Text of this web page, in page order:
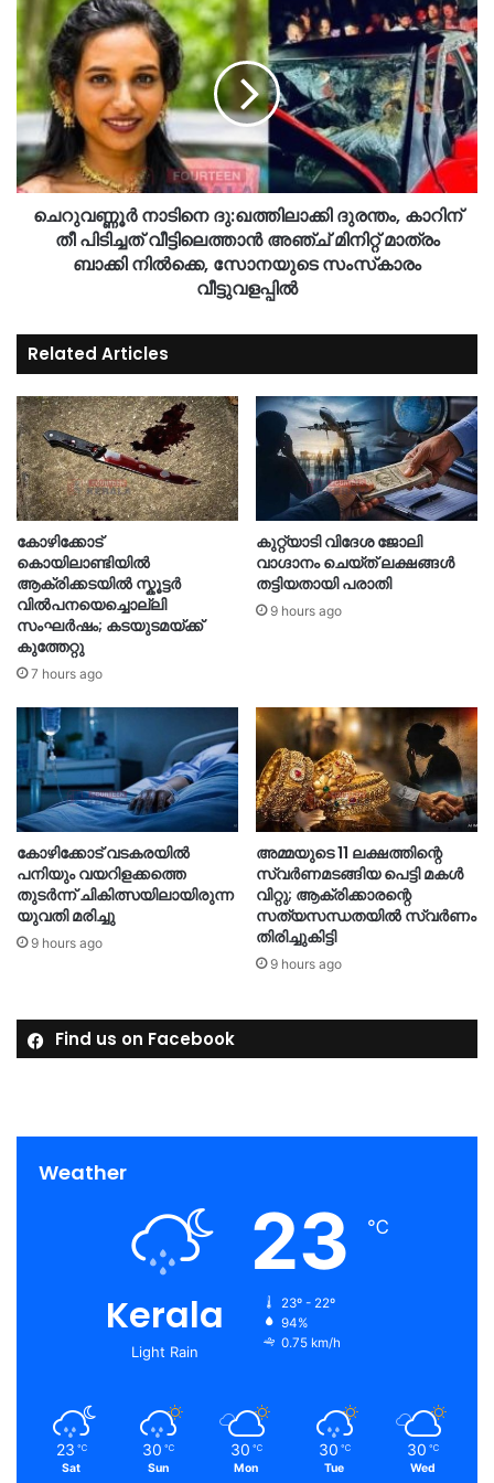
ചെറുവണ്ണൂര്‍ നാടിനെ ദു:ഖത്തിലാക്കി ദുരന്തം, കാറിന്
തീ പിടിച്ചത് വീട്ടിലെത്താന്‍ അഞ്ച് മിനിറ്റ് മാത്രം
ബാക്കി നില്‍ക്കെ, സോനയുടെ സംസ്‌കാരം
വീട്ടുവളപ്പിൽ
Related Articles
കോഴിക്കോട്
കൊയിലാണ്ടിയിൽ
ആക്രിക്കടയിൽ സ്കൂട്ടർ
വിൽപനയെച്ചൊല്ലി
സംഘർഷം; കടയുടമയ്ക്ക്
കുത്തേറ്റു
7 hours ago
കുറ്റ്യാടി വിദേശ ജോലി
വാഗ്ദാനം ചെയ്ത് ലക്ഷങ്ങൾ
തട്ടിയതായി പരാതി
9 hours ago
കോഴിക്കോട് വടകരയിൽ
പനിയും വയറിളക്കത്തെ
തുടർന്ന് ചികിത്സയിലായിരുന്ന
യുവതി മരിച്ചു
9 hours ago
അമ്മയുടെ 11 ലക്ഷത്തിന്റെ
സ്വർണമടങ്ങിയ പെട്ടി മകൾ
വിറ്റു; ആക്രിക്കാരന്റെ
സത്യസന്ധതയിൽ സ്വർണം
തിരിച്ചുകിട്ടി
9 hours ago
Find us on Facebook
Weather
Kerala
Light Rain
23 ℃
23º - 22º
94%
0.75 km/h
23 ℃
Sat
30 ℃
Sun
30 ℃
Mon
30 ℃
Tue
30 ℃
Wed